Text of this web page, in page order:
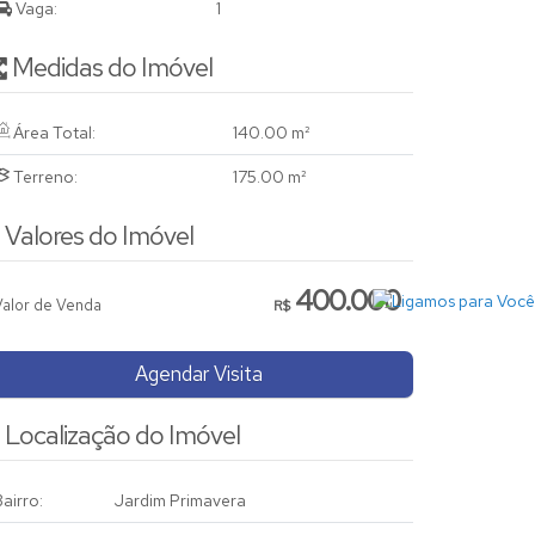
Vaga: 1
Medidas do Imóvel
Área Total: 140.00 m²
Terreno: 175.00 m²
Valores do Imóvel
R$400.000
de Venda
Agendar Visita
Localização do Imóvel
Jardim Primavera